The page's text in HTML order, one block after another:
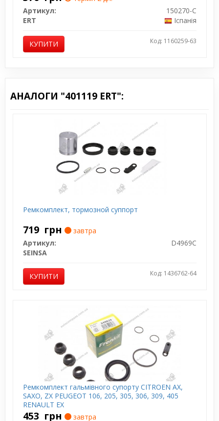
Артикул:
150270-C
ERT
Іспанія
КУПИТИ Код: 1160259-63
АНАЛОГИ "401119 ERT":
Ремкомплект, тормозной суппорт
719 грн
завтра
Артикул:
D4969C
SEINSA
КУПИТИ Код: 1436762-64
Ремкомплект гальмівного супорту CITROEN AX,
SAXO, ZX PEUGEOT 106, 205, 305, 306, 309, 405
RENAULT EX
453 грн завтра